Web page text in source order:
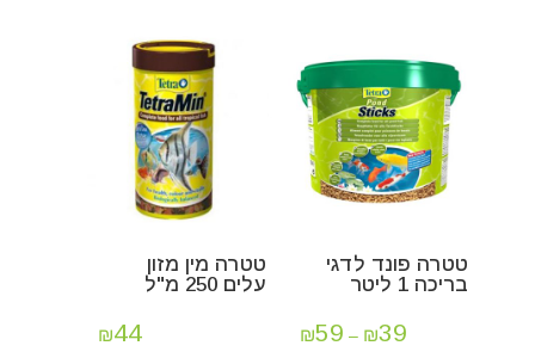
טטרה פונד לדגי
בריכה 1 ליטר
₪39
–
₪59
טטרה מין מזון
עלים 250 מ"ל
₪44